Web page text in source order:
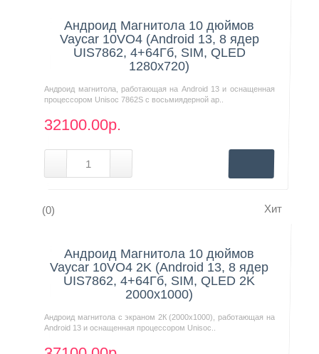
Андроид Магнитола 10 дюймов
Vaycar 10VO4 (Android 13, 8 ядер
UIS7862, 4+64Гб, SIM, QLED
1280x720)
Андроид магнитола, работающая на Android 13 и оснащенная
процессором Unisoc 7862S с восьмиядерной ар..
32100.00р.
(0) Хит
Андроид Магнитола 10 дюймов
Vaycar 10VO4 2K (Android 13, 8 ядер
UIS7862, 4+64Гб, SIM, QLED 2K
2000x1000)
Андроид магнитола с экраном 2К (2000х1000), работающая на
Android 13 и оснащенная процессором Unisoc..